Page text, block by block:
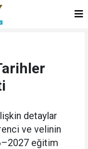
detaylar
ve velinin
eğitim